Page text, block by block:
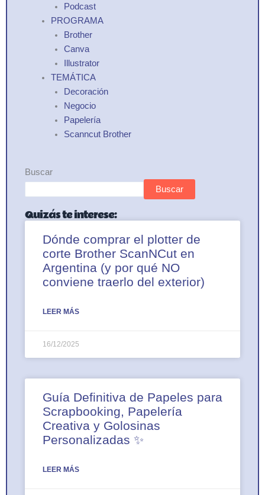
Podcast
PROGRAMA
Brother
Canva
Illustrator
TEMÁTICA
Decoración
Negocio
Papelería
Scanncut Brother
Buscar
Buscar
Quizás te interese:
Dónde comprar el plotter de
corte Brother ScanNCut en
Argentina (y por qué NO
conviene traerlo del exterior)
LEER MÁS
16/12/2025
Guía Definitiva de Papeles para
Scrapbooking, Papelería
Creativa y Golosinas
Personalizadas ✨
LEER MÁS